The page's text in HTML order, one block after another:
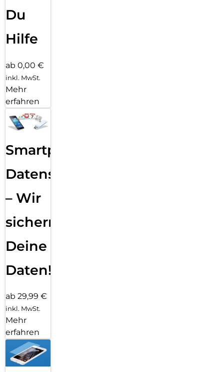
Du
Hilfe
ab 0,00 €
inkl. MwSt.
Mehr
erfahren
Smartphone
Datensicherung
– Wir
sichern
Deine
Daten!
ab 29,99 €
inkl. MwSt.
Mehr
erfahren